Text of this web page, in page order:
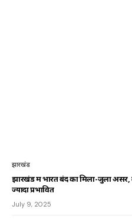
झारखंड
झारखंड में भारत बंद का मिला-जुला असर,
ज्यादा प्रभावित
July 9, 2025